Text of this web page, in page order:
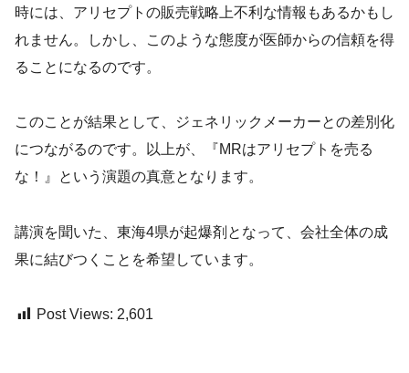
時には、アリセプトの販売戦略上不利な情報もあるかもし
れません。しかし、このような態度が医師からの信頼を得
ることになるのです。
このことが結果として、ジェネリックメーカーとの差別化
につながるのです。以上が、『MRはアリセプトを売る
な！』という演題の真意となります。
講演を聞いた、東海4県が起爆剤となって、会社全体の成
果に結びつくことを希望しています。
Post Views: 2,601